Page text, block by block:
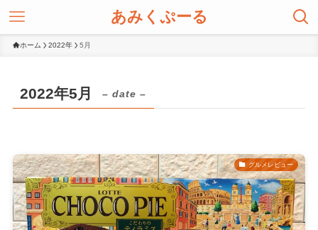
あみくぷーる
ホーム 2022年 5月
2022年5月 – date –
グルメレビュー